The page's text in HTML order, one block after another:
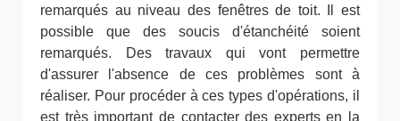
remarqués au niveau des fenêtres de toit. Il est
possible que des soucis d'étanchéité soient
remarqués. Des travaux qui vont permettre
d'assurer l'absence de ces problèmes sont à
réaliser. Pour procéder à ces types d'opérations, il
est très important de contacter des experts en la